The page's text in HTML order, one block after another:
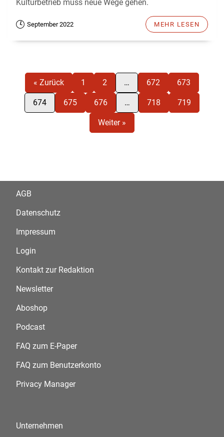
Kulturbetrieb muss neue Wege gehen.
September 2022 MEHR LESEN
« Zurück 1 2 … 672 673
674 675 676 … 718 719
Weiter »
AGB
Datenschutz
Impressum
Login
Kontakt zur Redaktion
Newsletter
Aboshop
Podcast
FAQ zum E-Paper
FAQ zum Benutzerkonto
Privacy Manager
Unternehmen